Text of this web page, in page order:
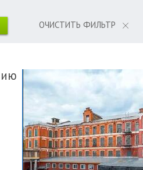
ОЧИСТИТЬ ФИЛЬТР